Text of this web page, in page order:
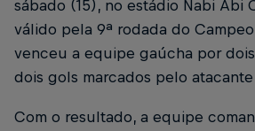
sábado (15), no estádio Nabi Abi
válido pela 9ª rodada do
venceu a equipe gaúcha por
dois gols marcados pelo
Com o resultado, a equipe